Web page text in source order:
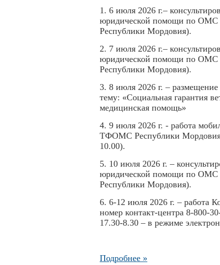
1. 6 июля 2026 г.–
юридической помощи по
Республики Мордовия).
2. 7 июля 2026 г.–
юридической помощи по
Республики Мордовия).
3. 8 июля 2026 г. –
тему: «Социальная гарантия
медицинская помощь»
4. 9 июля 2026 г. - работа
ТФОМС Республики
10.00).
5. 10 июля 2026 г. –
юридической помощи по
Республики Мордовия).
6. 6-12 июля 2026 г. – работа
номер контакт-центра 8-800-
17.30-8.30 – в режиме
Подробнее »